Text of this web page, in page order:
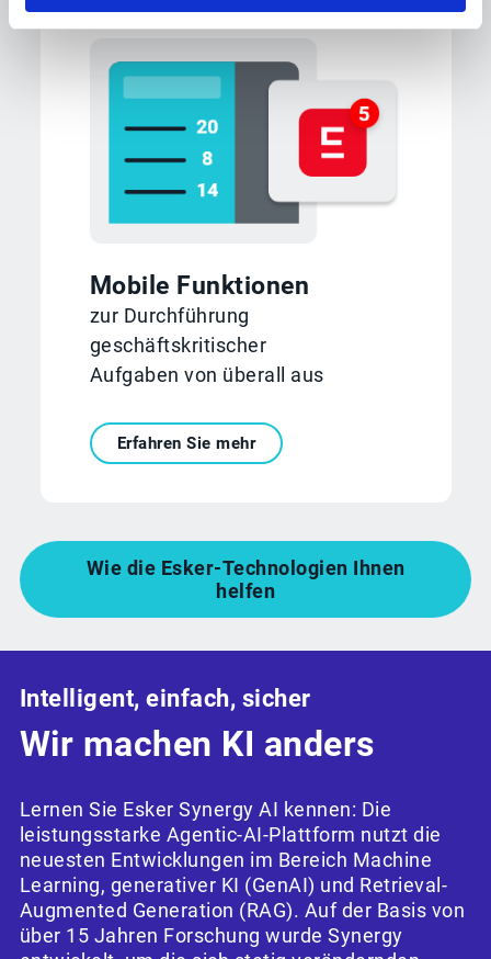
Mobile Funktionen
zur Durchführung
geschäftskritischer
Aufgaben von überall aus
Erfahren Sie mehr
Wie die Esker-Technologien Ihnen
helfen
Intelligent, einfach, sicher
Wir machen KI anders
Lernen Sie Esker Synergy AI kennen: Die
leistungsstarke Agentic-AI-Plattform nutzt die
neuesten Entwicklungen im Bereich Machine
Learning, generativer KI (GenAI) und Retrieval-
Augmented Generation (RAG). Auf der Basis von
über 15 Jahren Forschung wurde Synergy